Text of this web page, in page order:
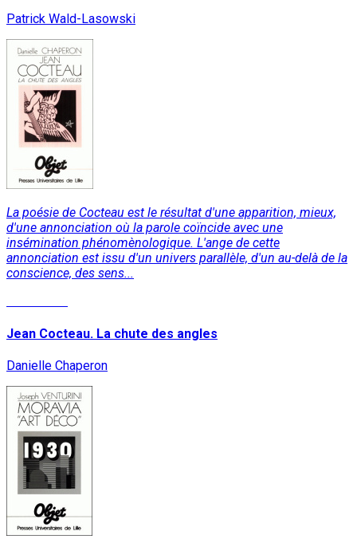
Patrick Wald-Lasowski
La poésie de Cocteau est le résultat d'une apparition, mieux,
d'une annonciation où la parole coïncide avec une
insémination phénomènologique. L'ange de cette
annonciation est issu d'un univers parallèle, d'un au-delà de la
conscience, des sens...
Jean Cocteau. La chute des angles
Danielle Chaperon